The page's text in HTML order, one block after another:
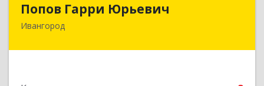
Попов Гарри Юрьевич
Ивангород